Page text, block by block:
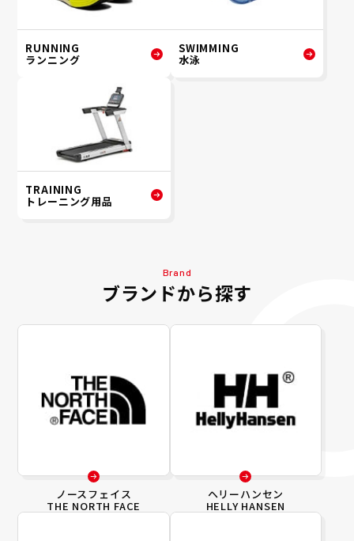
RUNNING
ランニング
SWIMMING
水泳
TRAINING
トレーニング用品
Brand
ブランドから探す
ノースフェイス
THE NORTH FACE
ヘリーハンセン
HELLY HANSEN